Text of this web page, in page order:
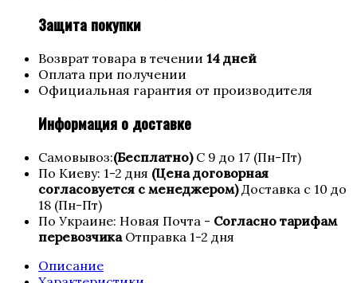
Защита покупки
Возврат товара в течении 14 дней
Оплата при получении
Официальная гарантия от производителя
Информация о доставке
Самовывоз:(Бесплатно) С 9 до 17 (Пн-Пт)
По Киеву: 1-2 дня (Цена договорная
согласовуется с менеджером) Доставка с 10 до
18 (Пн-Пт)
По Украине: Новая Почта - Согласно тарифам
перевозчика Отправка 1-2 дня
Описание